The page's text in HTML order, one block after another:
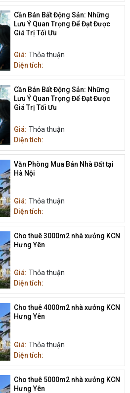
Cần Bán Bất Động Sản: Những
Lưu Ý Quan Trọng Để Đạt Được
Giá Trị Tối Ưu
Giá: Thỏa thuận
Diện tích:
Cần Bán Bất Động Sản: Những
Lưu Ý Quan Trọng Để Đạt Được
Giá Trị Tối Ưu
Giá: Thỏa thuận
Diện tích:
Văn Phòng Mua Bán Nhà Đất tại
Hà Nội
Giá: Thỏa thuận
Diện tích:
Cho thuê 3000m2 nhà xưởng KCN
Hưng Yên
Giá: Thỏa thuận
Diện tích:
Cho thuê 4000m2 nhà xưởng KCN
Hưng Yên
Giá: Thỏa thuận
Diện tích:
Cho thuê 5000m2 nhà xưởng KCN
Hưng Yên